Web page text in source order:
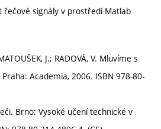
řečové signály v prostředí Matlab
J.; RADOVÁ, V. Mluvíme s
Academia, 2006. ISBN 978-80-
Brno: Vysoké učení technické v